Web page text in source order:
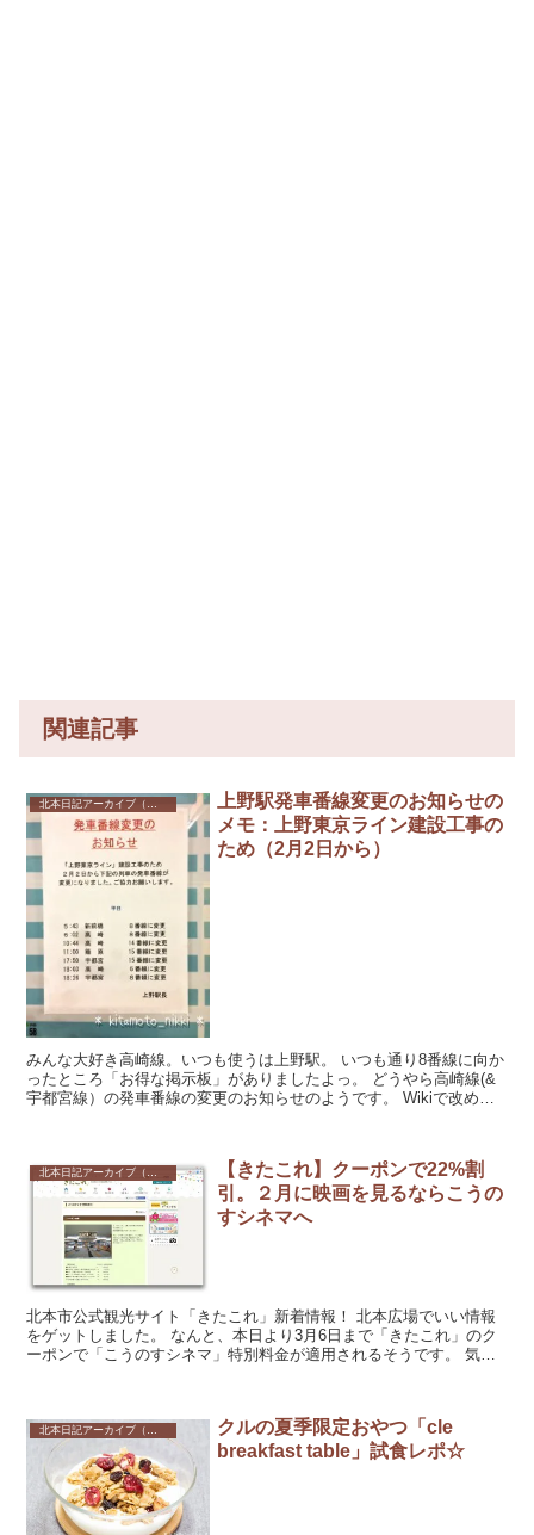
関連記事
上野駅発車番線変更のお知らせの
メモ：上野東京ライン建設工事の
ため（2月2日から）
みんな大好き高崎線。いつも使うは上野駅。 いつも通り8番線に向か
ったところ「お得な掲示板」がありましたよっ。 どうやら高崎線(&
宇都宮線）の発車番線の変更のお知らせのようです。 Wikiで改めて
北本日記アーカイブ（記録保存）
【きたこれ】クーポンで22%割
引。２月に映画を見るならこうの
すシネマへ
北本市公式観光サイト「きたこれ」新着情報！ 北本広場でいい情報
をゲットしました。 なんと、本日より3月6日まで「きたこれ」のク
ーポンで「こうのすシネマ」特別料金が適用されるそうです。 気に
クルの夏季限定おやつ「cle
breakfast table」試食レポ☆